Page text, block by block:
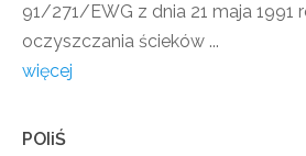
91/271/EWG z dnia 21 maja 1991
oczyszczania ścieków ...
więcej
POIiŚ